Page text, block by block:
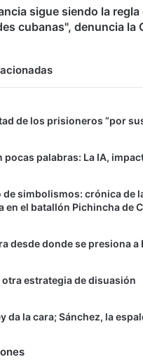
sigue siendo la regla
cubanas", denuncia la
de los prisioneros “por
pocas palabras: La IA,
de simbolismos: crónica de
en el batallón Pichincha de
desde donde se presiona a
estrategia de disuasión
da la cara; Sánchez, la